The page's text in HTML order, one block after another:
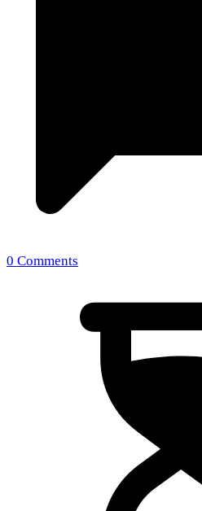
0 Comments